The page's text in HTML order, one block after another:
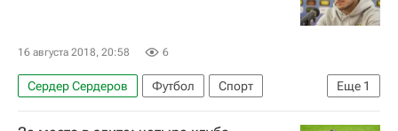
16 августа 2018, 20:58 6
Еще 1
Сердер Сердеров Футбол
Спорт
Краковия